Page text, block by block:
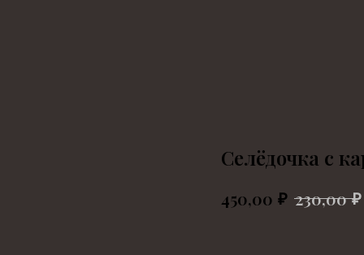
Селёдочка с
450,00 ₽ 230,00 ₽